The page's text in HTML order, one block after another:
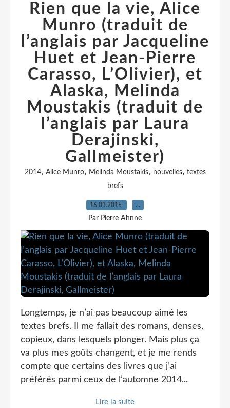
Rien que la vie, Alice
Munro (traduit de
l’anglais par Jacqueline
Huet et Jean-Pierre
Carasso, L’Olivier), et
Alaska, Melinda
Moustakis (traduit de
l’anglais par Laura
Derajinski,
Gallmeister)
2014, Alice Munro, Melinda Moustakis, nouvelles, textes
brefs
16.01.2015 …
Par Pierre Ahnne
Longtemps, je n’ai pas beaucoup aimé les
textes brefs. Il me fallait des romans, denses,
copieux, dans lesquels plonger. Mais plus ça
va plus mes goûts changent, et je me rends
compte que certains des livres que j’ai
préférés parmi ceux de l’automne 2014...
Lire la suite